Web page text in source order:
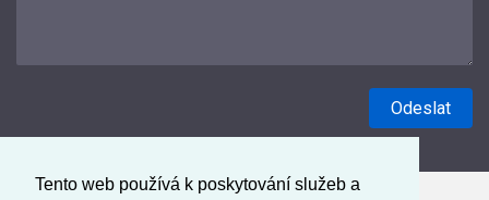
Tento web používá k poskytování služeb a